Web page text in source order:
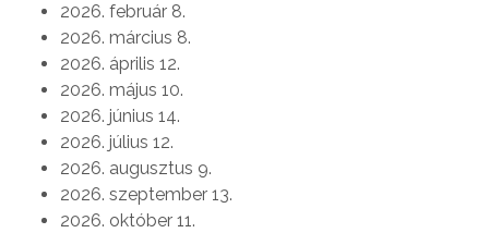
2026. február 8.
2026. március 8.
2026. április 12.
2026. május 10.
2026. június 14.
2026. július 12.
2026. augusztus 9.
2026. szeptember 13.
2026. október 11.